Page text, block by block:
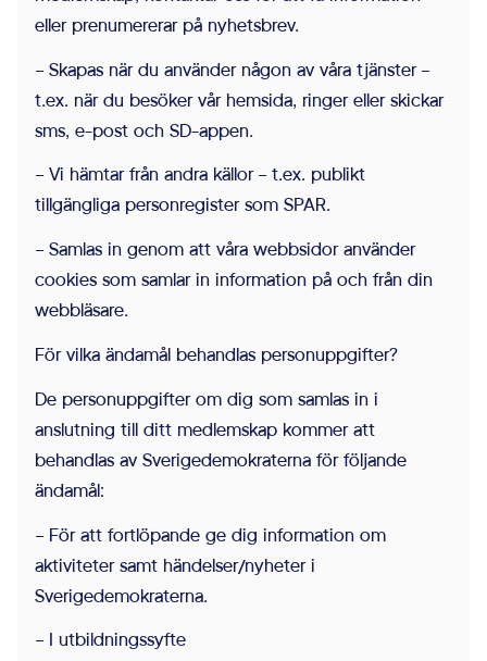
eller prenumererar på nyhetsbrev.
– Skapas när du använder någon av våra tjänster –
t.ex. när du besöker vår hemsida, ringer eller skickar
sms, e-post och SD-appen.
– Vi hämtar från andra källor – t.ex. publikt
tillgängliga personregister som SPAR.
– Samlas in genom att våra webbsidor använder
cookies som samlar in information på och från din
webbläsare.
För vilka ändamål behandlas personuppgifter?
De personuppgifter om dig som samlas in i
anslutning till ditt medlemskap kommer att
behandlas av Sverigedemokraterna för följande
ändamål:
– För att fortlöpande ge dig information om
aktiviteter samt händelser/nyheter i
Sverigedemokraterna.
– I utbildningssyfte